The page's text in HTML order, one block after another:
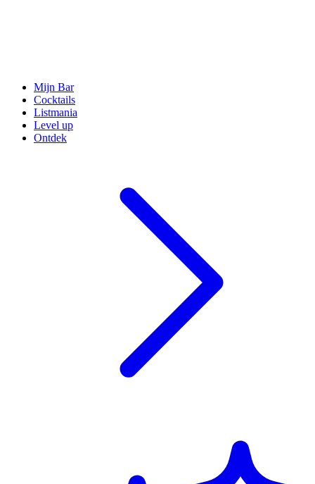
Mijn Bar
Cocktails
Listmania
Level up
Ontdek